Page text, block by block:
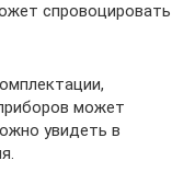
спровоцировать
может
увидеть в